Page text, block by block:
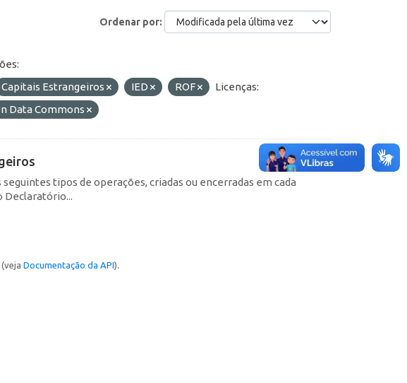
Ordenar por
Capitais Estrangeiros IED ROF
Licenças:
Data Commons
tipos de operações, criadas ou encerradas em cada
Declaratório...
(veja Documentação da API).